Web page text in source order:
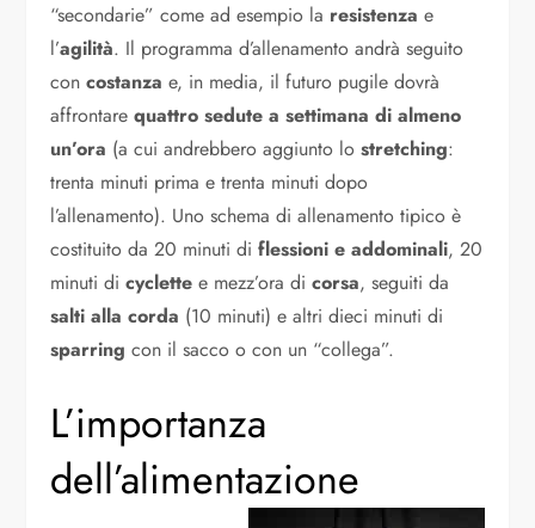
“secondarie” come ad esempio la resistenza e
l’agilità. Il programma d’allenamento andrà seguito
concostanza e, in media, il futuro pugile dovrà
affrontarequattro sedute a settimana di almeno
un’ora (a cui andrebbero aggiunto lostretching:
trenta minuti prima e trenta minuti dopo
l’allenamento). Uno schema di allenamento tipico è
costituito da 20 minuti diflessioni e addominali, 20
minuti dicyclette e mezz’ora dicorsa, seguiti da
salti alla corda (10 minuti) e altri dieci minuti di
sparring con il sacco o con un “collega”.
L’importanza
dell’alimentazione